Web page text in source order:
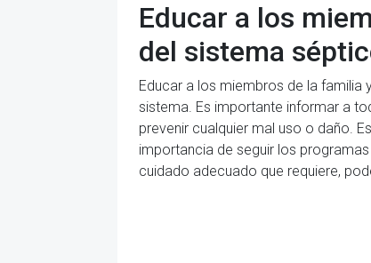
Educar a los
del sistema
Educar a los miembros de la familia
sistema. Es importante informar a
prevenir cualquier mal uso o daño.
importancia de seguir los
cuidado adecuado que requiere,